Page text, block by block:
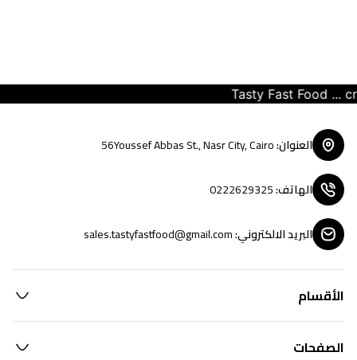
Tasty Fast Food ...
العنوان:
56Youssef Abbas St., Nasr City, Cairo
الهاتف:
0222629325
البريد الالكتروني:
sales.tastyfastfood@gmail.com
الأقسام
الصفحات